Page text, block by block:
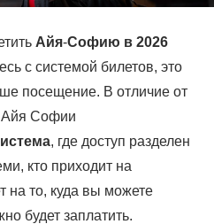
Айя-Софию в 2026
с системой билетов, это
посещение. В отличие от
Айя Софии
, где доступ разделен
кто приходит на
на то, куда вы можете
будет заплатить.